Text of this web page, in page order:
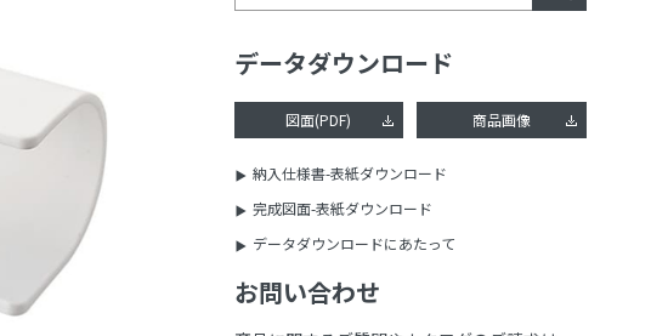
データダウンロード
図面(PDF) 商品画像
納入仕様書-表紙ダウンロード
完成図面-表紙ダウンロード
データダウンロードにあたって
お問い合わせ